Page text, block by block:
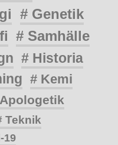
# Genetik
# Samhälle
# Historia
# Kemi
Teknik
19